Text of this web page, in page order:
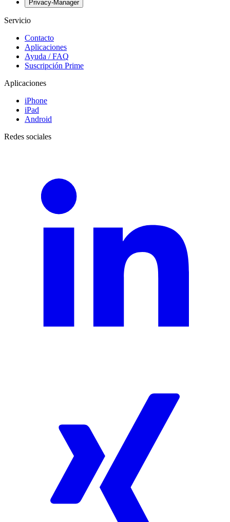
Privacy-Manager
Servicio
Contacto
Aplicaciones
Ayuda / FAQ
Suscripción Prime
Aplicaciones
iPhone
iPad
Android
Redes sociales